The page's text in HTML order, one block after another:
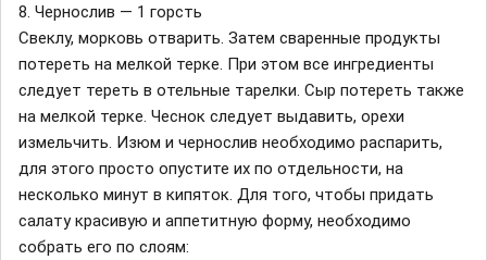
8. Чернослив — 1 горсть
Свеклу, морковь отварить. Затем сваренные продукты
потереть на мелкой терке. При этом все ингредиенты
следует тереть в отельные тарелки. Сыр потереть также
на мелкой терке. Чеснок следует выдавить, орехи
измельчить. Изюм и чернослив необходимо распарить,
для этого просто опустите их по отдельности, на
несколько минут в кипяток. Для того, чтобы придать
салату красивую и аппетитную форму, необходимо
собрать его по слоям: